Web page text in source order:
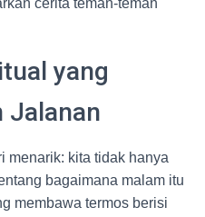
cerita teman-teman
yang
Jalanan
menarik: kita tidak hanya
bagaimana malam itu
membawa termos berisi